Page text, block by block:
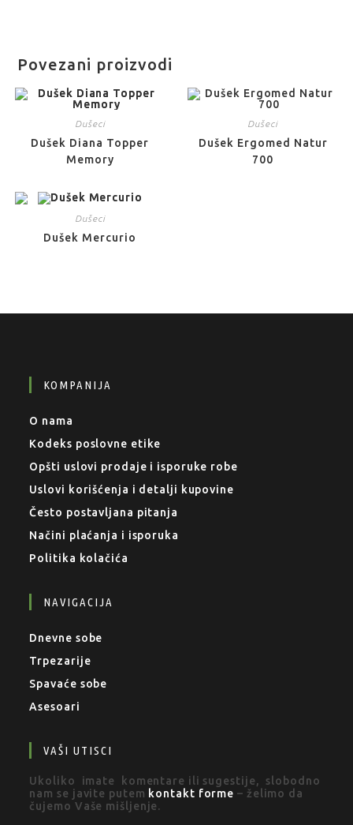
Povezani proizvodi
Dušeci
Dušek Diana Topper
Memory
Dušeci
Dušek Ergomed Natur
700
Dušeci
Dušek Mercurio
KOMPANIJA
O nama
Kodeks poslovne etike
Opšti uslovi prodaje i isporuke robe
Uslovi korišćenja i detalji kupovine
Često postavljana pitanja
Načini plaćanja i isporuka
Politika kolačića
NAVIGACIJA
Dnevne sobe
Trpezarije
Spavaće sobe
Asesoari
VAŠI UTISCI
Ukoliko imate komentare ili sugestije, slobodno
nam se javite putem kontakt forme – želimo da
čujemo Vaše mišljenje.